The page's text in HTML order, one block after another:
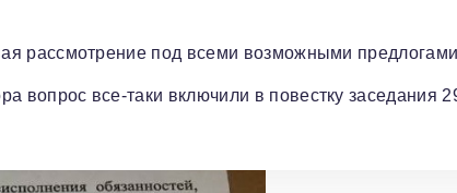
рассмотрение под всеми возможными
вопрос все-таки включили в повестку заседания